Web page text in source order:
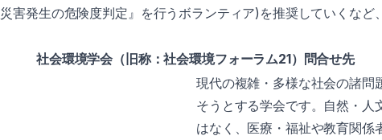
害発生の危険度判定』を行うボランティア)を推奨していくなど
社会環境学会（旧称：社会環境フォーラム21）問合せ先
現代の複雑・多様な社会の諸問
そうとする学会です。自然・人
はなく、医療・福祉や教育関係